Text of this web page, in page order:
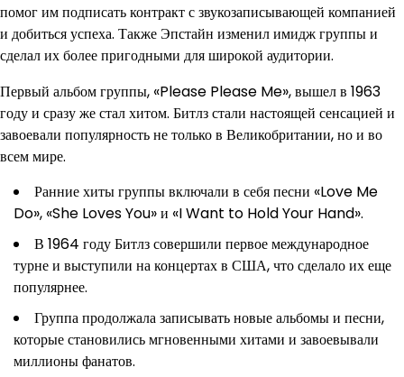
помог им подписать контракт с звукозаписывающей компанией
и добиться успеха. Также Эпстайн изменил имидж группы и
сделал их более пригодными для широкой аудитории.
Первый альбом группы, «Please Please Me», вышел в 1963
году и сразу же стал хитом. Битлз стали настоящей сенсацией и
завоевали популярность не только в Великобритании, но и во
всем мире.
Ранние хиты группы включали в себя песни «Love Me
Do», «She Loves You» и «I Want to Hold Your Hand».
В 1964 году Битлз совершили первое международное
турне и выступили на концертах в США, что сделало их еще
популярнее.
Группа продолжала записывать новые альбомы и песни,
которые становились мгновенными хитами и завоевывали
миллионы фанатов.